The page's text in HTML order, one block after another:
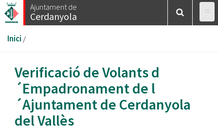
Vés
al
Ajuntament de
Cerdanyola
Esteu
aquí
Inici /
Verificació de Volants d
´Empadronament de l
´Ajuntament de Cerdanyola
del Vallès